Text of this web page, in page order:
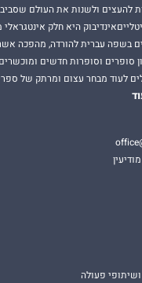
להעצים ולשנות את העולם
היא חלק
בשפה עברית להורדה, מהפכה
סופרים וסופרות חדשים
לעוד מבחר עצום ומרתק של
פעולה